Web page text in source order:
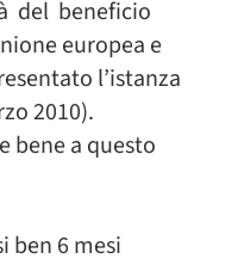
del beneficio
europea e
l’istanza
2010).
bene a questo
ben 6 mesi